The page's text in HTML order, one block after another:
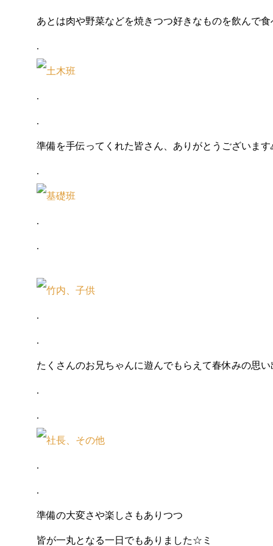
あとは肉や野菜などを焼きつつ好きなものを飲んで
.
.
.
準備を手伝ってくれた皆さん、ありがとうございます
.
.
.
.
.
たくさんのお兄ちゃんに遊んでもらえて春休みの思い
.
.
.
.
準備の大変さや楽しさもありつつ
皆が一丸となる一日でもありました☆ミ